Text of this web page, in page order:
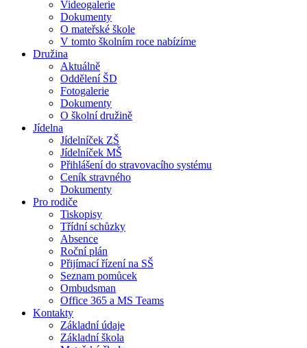
Videogalerie
Dokumenty
O mateřské škole
V tomto školním roce nabízíme
Družina
Aktuálně
Oddělení ŠD
Fotogalerie
Dokumenty
O školní družině
Jídelna
Jídelníček ZŠ
Jídelníček MŠ
Přihlášení do stravovacího systému
Ceník stravného
Dokumenty
Pro rodiče
Tiskopisy
Třídní schůzky
Absence
Roční plán
Přijímací řízení na SŠ
Seznam pomůcek
Ombudsman
Office 365 a MS Teams
Kontakty
Základní údaje
Základní škola